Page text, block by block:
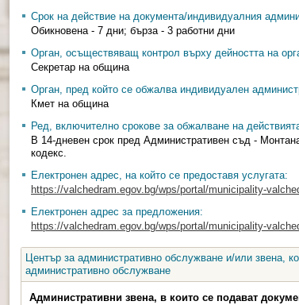
Срок на действие на документа/индивидуалния
Обикновена - 7 дни; бърза - 3 работни дни
Орган, осъществяващ контрол върху дейността на
Секретар на община
Орган, пред който се обжалва индивидуален
Кмет на община
Ред, включително срокове за обжалване на
В 14-дневен срок пред Административен съд -
кодекс.
Електронен адрес, на който се предоставя услугата:
https://valchedram.egov.bg/wps/portal/municipality-
Електронен адрес за предложения:
https://valchedram.egov.bg/wps/portal/municipality-
Център за административно обслужване и/или звена,
административно обслужване
Административни звена, в които се подават